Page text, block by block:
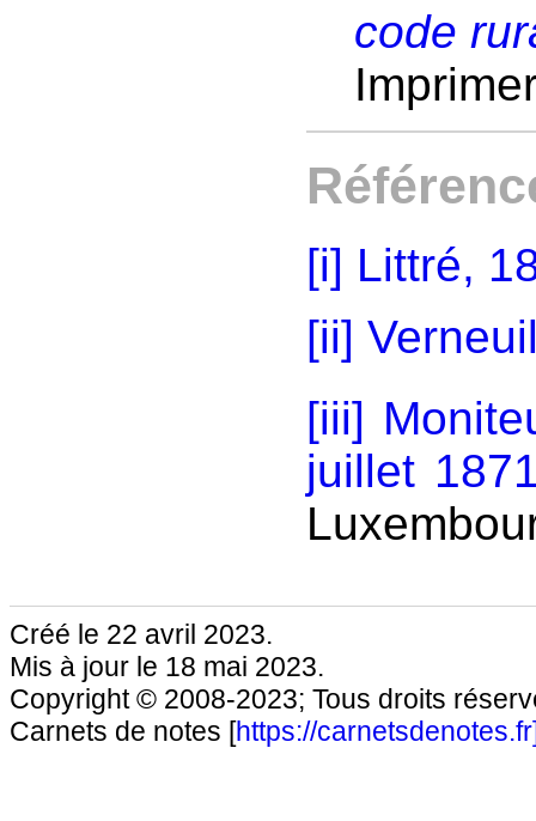
code
[i] Littré,
[ii]
[iii]
juillet
Créé le 22 avril 2023.
Mis à jour le 18 mai 2023.
Copyright © 2008-2023; Tous droits
Carnets de notes [https://